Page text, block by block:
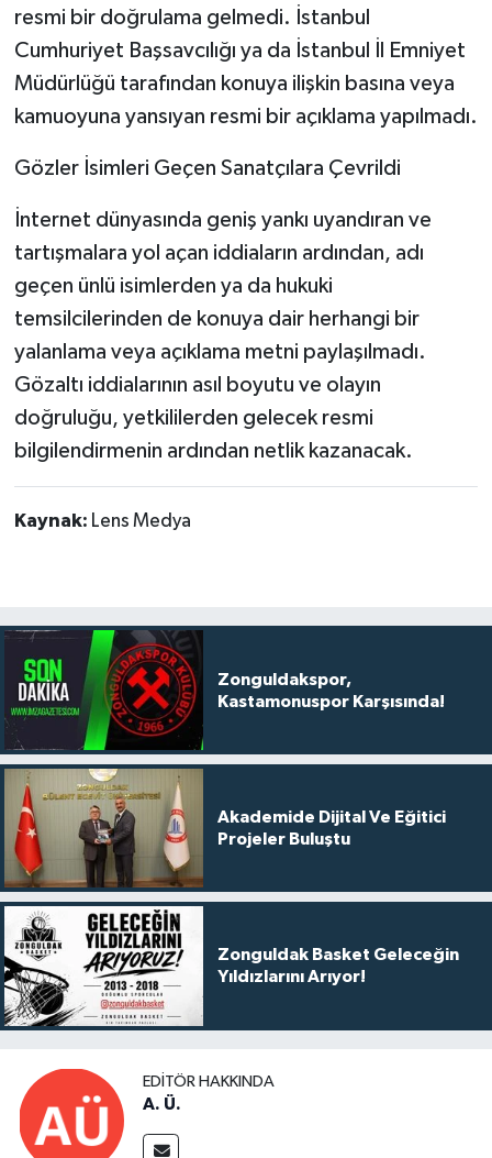
resmi bir doğrulama gelmedi. İstanbul
Cumhuriyet Başsavcılığı ya da İstanbul İl Emniyet
Müdürlüğü tarafından konuya ilişkin basına veya
kamuoyuna yansıyan resmi bir açıklama yapılmadı.
Gözler İsimleri Geçen Sanatçılara Çevrildi
İnternet dünyasında geniş yankı uyandıran ve
tartışmalara yol açan iddiaların ardından, adı
geçen ünlü isimlerden ya da hukuki
temsilcilerinden de konuya dair herhangi bir
yalanlama veya açıklama metni paylaşılmadı.
Gözaltı iddialarının asıl boyutu ve olayın
doğruluğu, yetkililerden gelecek resmi
bilgilendirmenin ardından netlik kazanacak.
Kaynak: Lens Medya
Zonguldakspor,
Kastamonuspor Karşısında!
Akademide Dijital Ve Eğitici
Projeler Buluştu
Zonguldak Basket Geleceğin
Yıldızlarını Arıyor!
EDITÖR HAKKINDA
A. Ü.